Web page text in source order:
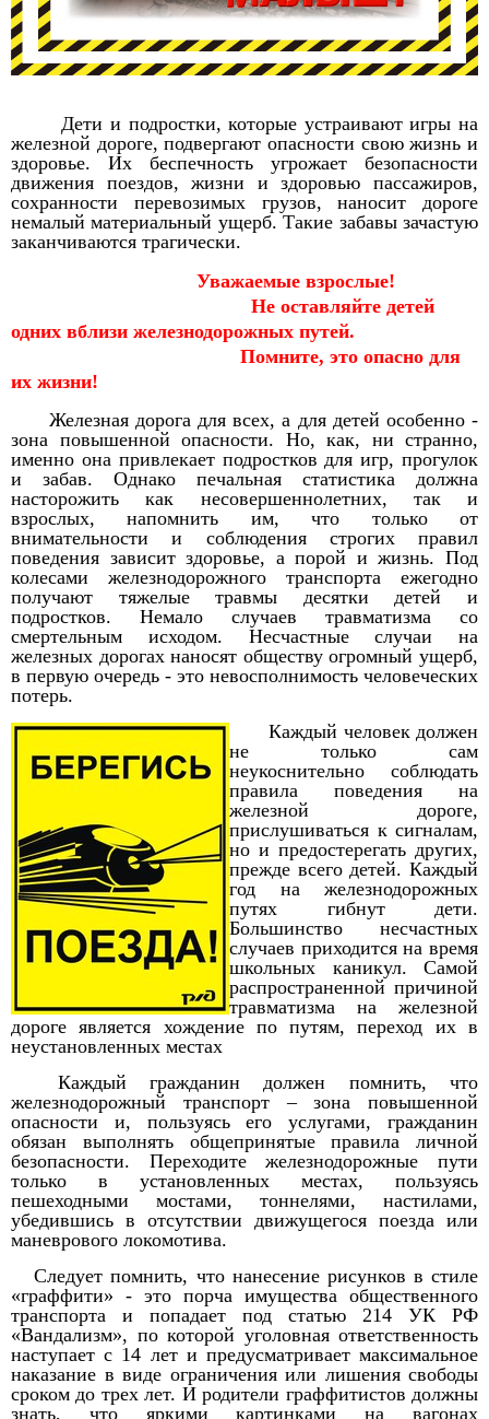
Дети и подростки, которые устраивают игры на
железной дороге, подвергают опасности свою жизнь и
здоровье. Их беспечность угрожает безопасности
движения поездов, жизни и здоровью пассажиров,
сохранности перевозимых грузов, наносит дороге
немалый материальный ущерб. Такие забавы зачастую
заканчиваются трагически.
Уважаемые взрослые!
Не оставляйте детей
одних вблизи железнодорожных путей.
Помните, это опасно для
их жизни!
Железная дорога для всех, а для детей особенно -
зона повышенной опасности. Но, как, ни странно,
именно она привлекает подростков для игр, прогулок
и забав. Однако печальная статистика должна
насторожить как несовершеннолетних, так и
взрослых, напомнить им, что только от
внимательности и соблюдения строгих правил
поведения зависит здоровье, а порой и жизнь. Под
колесами железнодорожного транспорта ежегодно
получают тяжелые травмы десятки детей и
подростков. Немало случаев травматизма со
смертельным исходом. Несчастные случаи на
железных дорогах наносят обществу огромный ущерб,
в первую очередь - это невосполнимость человеческих
потерь.
Каждый человек должен
не только сам
неукоснительно соблюдать
правила поведения на
железной дороге,
прислушиваться к сигналам,
но и предостерегать других,
прежде всего детей. Каждый
год на железнодорожных
путях гибнут дети.
Большинство несчастных
случаев приходится на время
школьных каникул. Самой
распространенной причиной
травматизма на железной
дороге является хождение по путям, переход их в
неустановленных местах
Каждый гражданин должен помнить, что
железнодорожный транспорт – зона повышенной
опасности и, пользуясь его услугами, гражданин
обязан выполнять общепринятые правила личной
безопасности. Переходите железнодорожные пути
только в установленных местах, пользуясь
пешеходными мостами, тоннелями, настилами,
убедившись в отсутствии движущегося поезда или
маневрового локомотива.
Следует помнить, что нанесение рисунков в стиле
«граффити» - это порча имущества общественного
транспорта и попадает под статью 214 УК РФ
«Вандализм», по которой уголовная ответственность
наступает с 14 лет и предусматривает максимальное
наказание в виде ограничения или лишения свободы
сроком до трех лет. И родители граффитистов должны
знать, что яркими картинками на вагонах